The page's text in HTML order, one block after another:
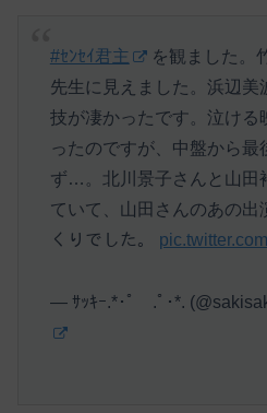
#ｾﾝｾｲ君主
を観ました。
先生に見えました。浜辺美
技が凄かったです。泣ける
ったのですが、中盤から最
ず…。北川景子さんと山田
ていて、山田さんのあの出
くりでした。
— ｻｯｷｰ.*･ﾟ .ﾟ･*.